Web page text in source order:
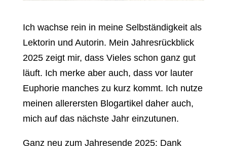
Ich wachse rein in meine Selbständigkeit als
Lektorin und Autorin. Mein Jahresrückblick
2025 zeigt mir, dass Vieles schon ganz gut
läuft. Ich merke aber auch, dass vor lauter
Euphorie manches zu kurz kommt. Ich nutze
meinen allerersten Blogartikel daher auch,
mich auf das nächste Jahr einzutunen.
Ganz neu zum Jahresende 2025: Dank